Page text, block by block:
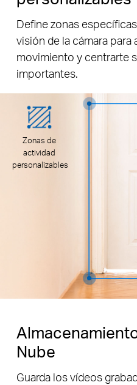
Define zonas
visión de la cámara
movimiento y centrarte
importantes.
Zonas de
actividad
personalizables
Nube
Guarda los vídeos